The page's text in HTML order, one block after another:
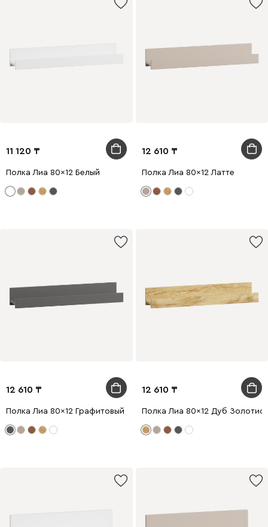
11 120
Полка Лиа 80x12 Белый
12 610
Полка Лиа 80x12 Латте
12 610
Полка Лиа 80x12 Графитовый
12 610
Полка Лиа 80x12 Дуб